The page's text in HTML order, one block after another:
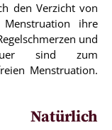
den Verzicht von
ihre
und
sind zum
Menstruation.